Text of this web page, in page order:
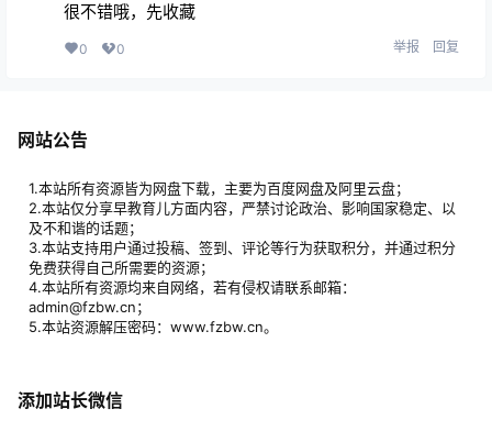
很不错哦，先收藏
0 0 举报 回复
网站公告
1.本站所有资源皆为网盘下载，主要为百度网盘及阿里云盘；
2.本站仅分享早教育儿方面内容，严禁讨论政治、影响国家稳定、以
及不和谐的话题；
3.本站支持用户通过投稿、签到、评论等行为获取积分，并通过积分
免费获得自己所需要的资源；
4.本站所有资源均来自网络，若有侵权请联系邮箱：
admin@fzbw.cn；
5.本站资源解压密码：www.fzbw.cn。
添加站长微信